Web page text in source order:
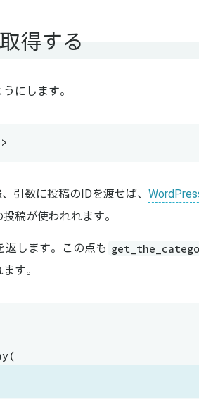
得する
にします。
、引数に投稿のIDを渡せば、
稿が使われれます。
返します。この点も
す。